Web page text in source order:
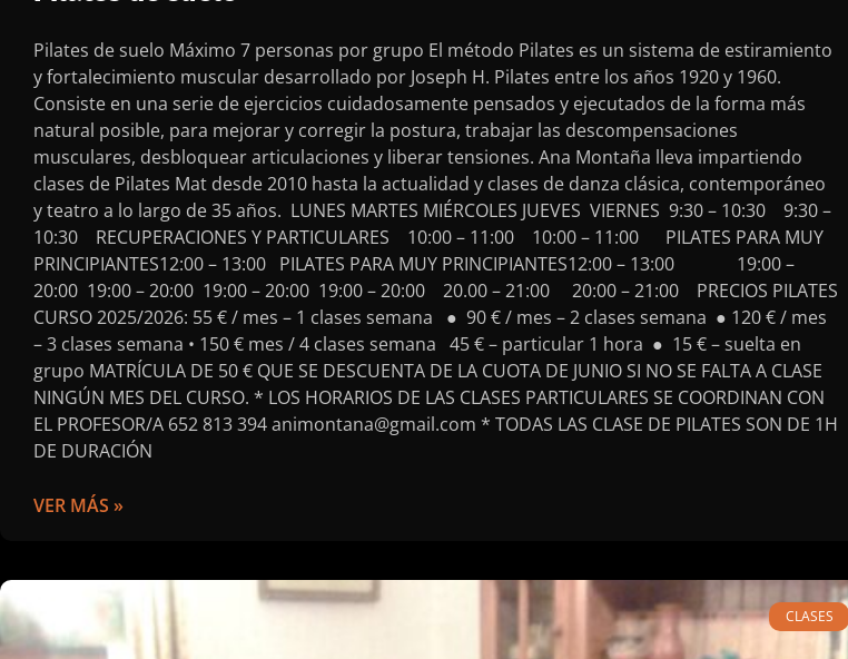
Pilates de suelo Máximo 7 personas por grupo El método Pilates es un sistema de estiramiento
y fortalecimiento muscular desarrollado por Joseph H. Pilates entre los años 1920 y 1960.
Consiste en una serie de ejercicios cuidadosamente pensados y ejecutados de la forma más
natural posible, para mejorar y corregir la postura, trabajar las descompensaciones
musculares, desbloquear articulaciones y liberar tensiones. Ana Montaña lleva impartiendo
clases de Pilates Mat desde 2010 hasta la actualidad y clases de danza clásica, contemporáneo
y teatro a lo largo de 35 años. LUNES MARTES MIÉRCOLES JUEVES VIERNES 9:30 – 10:30 9:30 –
10:30 RECUPERACIONES Y PARTICULARES 10:00 – 11:00 10:00 – 11:00 PILATES PARA MUY
PRINCIPIANTES12:00 – 13:00 PILATES PARA MUY PRINCIPIANTES12:00 – 13:00 19:00 –
20:00 19:00 – 20:00 19:00 – 20:00 19:00 – 20:00 20.00 – 21:00 20:00 – 21:00 PRECIOS PILATES
CURSO 2025/2026: 55 € / mes – 1 clases semana ● 90 € / mes – 2 clases semana ● 120 € / mes
– 3 clases semana • 150 € mes / 4 clases semana 45 € – particular 1 hora ● 15 € – suelta en
grupo MATRÍCULA DE 50 € QUE SE DESCUENTA DE LA CUOTA DE JUNIO SI NO SE FALTA A CLASE
NINGÚN MES DEL CURSO. * LOS HORARIOS DE LAS CLASES PARTICULARES SE COORDINAN CON
EL PROFESOR/A 652 813 394 animontana@gmail.com * TODAS LAS CLASE DE PILATES SON DE 1H
DE DURACIÓN
VER MÁS »
CLASES